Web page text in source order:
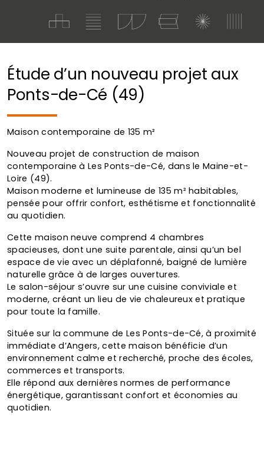
Étude d’un nouveau projet aux
Ponts-de-Cé (49)
Maison contemporaine de 135 m²
Nouveau projet de construction de maison
contemporaine à Les Ponts-de-Cé, dans le Maine-et-
Loire (49).
Maison moderne et lumineuse de 135 m² habitables,
pensée pour offrir confort, esthétisme et fonctionnalité
au quotidien.
Cette maison neuve comprend 4 chambres
spacieuses, dont une suite parentale, ainsi qu’un bel
espace de vie avec un déplafonné, baigné de lumière
naturelle grâce à de larges ouvertures.
Le salon-séjour s’ouvre sur une cuisine conviviale et
moderne, créant un lieu de vie chaleureux et pratique
pour toute la famille.
Située sur la commune de Les Ponts-de-Cé, à proximité
immédiate d’Angers, cette maison bénéficie d’un
environnement calme et recherché, proche des écoles,
commerces et transports.
Elle répond aux dernières normes de performance
énergétique, garantissant confort et économies au
quotidien.